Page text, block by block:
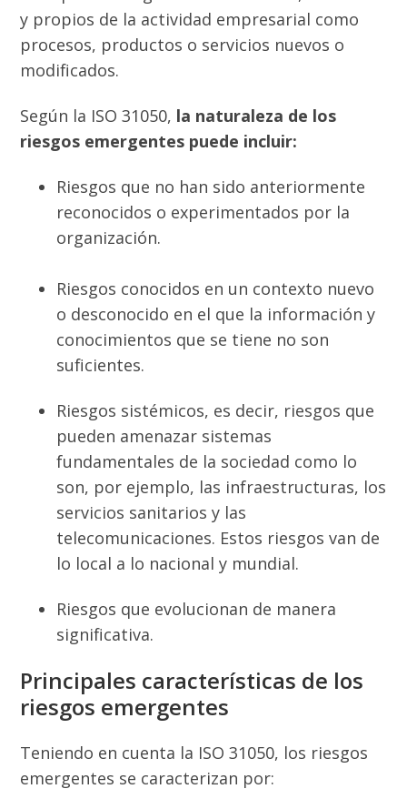
y propios de la actividad empresarial como
procesos, productos o servicios nuevos o
modificados.
Según la ISO 31050, la naturaleza de los
riesgos emergentes puede incluir:
Riesgos que no han sido anteriormente
reconocidos o experimentados por la
organización.
Riesgos conocidos en un contexto nuevo
o desconocido en el que la información y
conocimientos que se tiene no son
suficientes.
Riesgos sistémicos, es decir, riesgos que
pueden amenazar sistemas
fundamentales de la sociedad como lo
son, por ejemplo, las infraestructuras, los
servicios sanitarios y las
telecomunicaciones. Estos riesgos van de
lo local a lo nacional y mundial.
Riesgos que evolucionan de manera
significativa.
Principales características de los
riesgos emergentes
Teniendo en cuenta la ISO 31050, los riesgos
emergentes se caracterizan por: